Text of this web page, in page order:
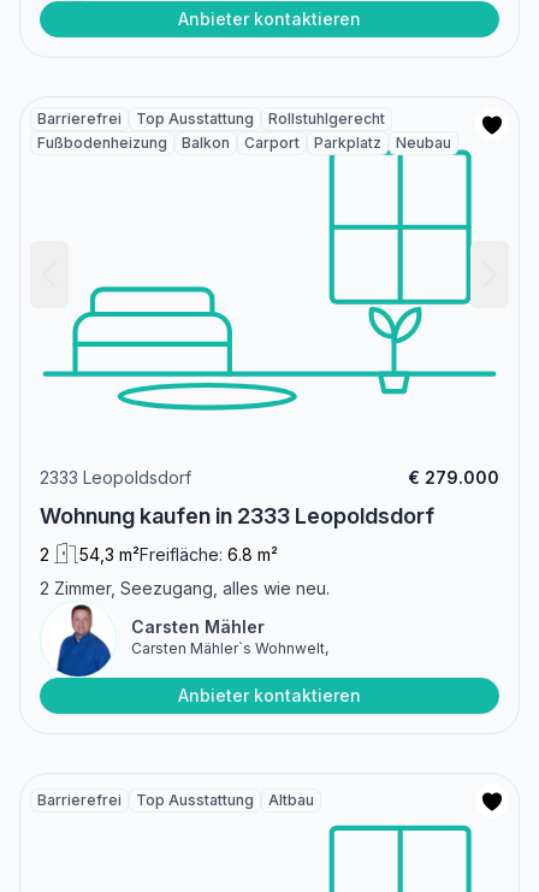
Anbieter kontaktieren
Barrierefrei Top Ausstattung
Rollstuhlgerecht
Fußbodenheizung
Balkon Carport Parkplatz Neubau
2333 Leopoldsdorf € 279.000
Wohnung kaufen in 2333 Leopoldsdorf
2 54,3 m²Freifläche: 6.8 m²
2 Zimmer, Seezugang, alles wie neu.
Carsten Mähler
Carsten Mähler`s Wohnwelt,
Anbieter kontaktieren
Barrierefrei Top Ausstattung Altbau